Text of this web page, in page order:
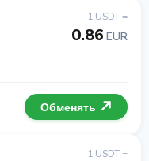
1 USDT =
0.86 EUR
Обменять
1 USDT =